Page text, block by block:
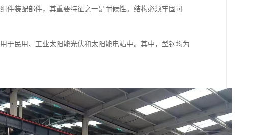
装配部件，其重要特征之一是耐候性。结构必须牢固可
于民用、工业太阳能光伏和太阳能电站中。其中，型钢均为